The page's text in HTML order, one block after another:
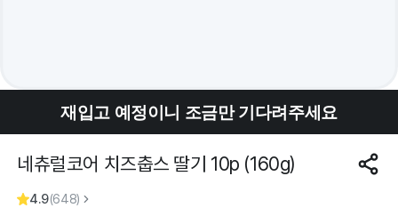
재입고 예정이니 조금만 기다려주세요
네츄럴코어 치즈춥스 딸기 10p (160g)
4.9(648)